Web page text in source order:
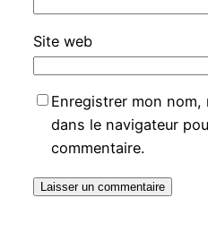
Site web
Enregistrer mon
dans le navigateur
commentaire.